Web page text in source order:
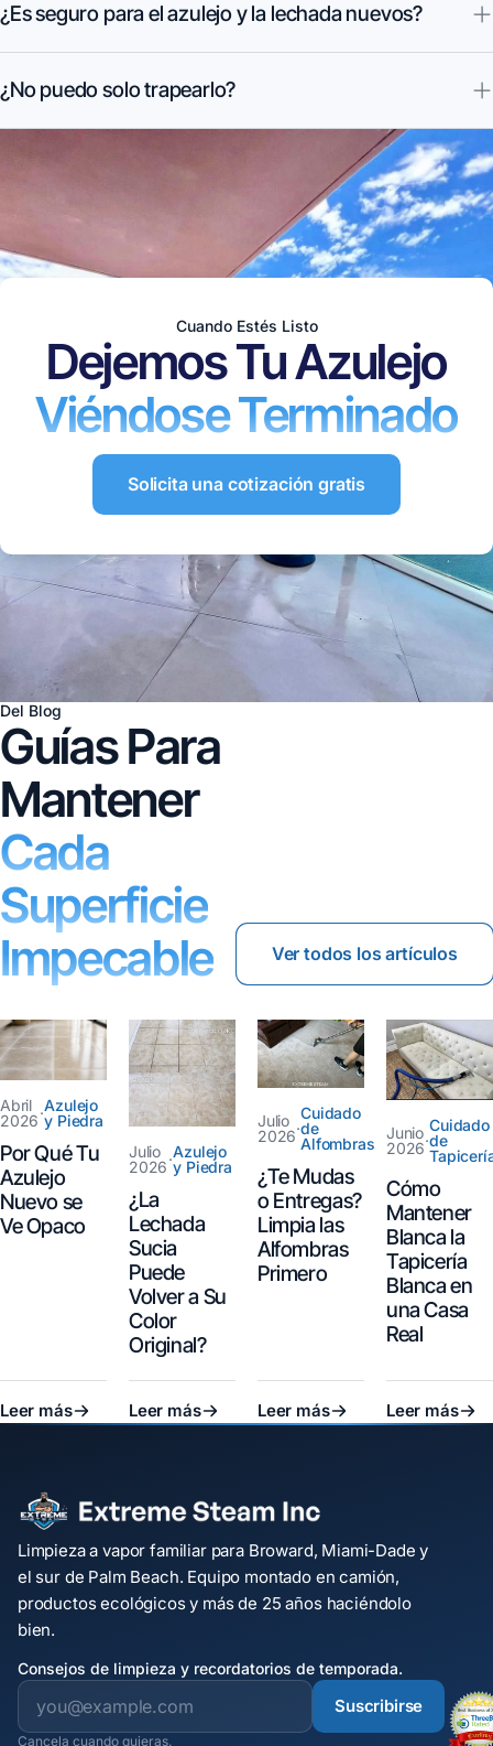
¿Es seguro para el azulejo y la lechada nuevos?
¿No puedo solo trapearlo?
Cuando Estés Listo
Dejemos Tu Azulejo
Viéndose Terminado
Solicita una cotización gratis
Del Blog
Guías Para
Mantener
Cada
Superficie
Impecable
Ver todos los artículos
Abril
2026·Azulejo
y Piedra
Por Qué Tu
Azulejo
Nuevo se
Ve Opaco
Leer más
Julio
2026·Azulejo
y Piedra
¿La
Lechada
Sucia
Puede
Volver a Su
Color
Original?
Leer más
Julio
2026·
Cuidado
de
Alfombras
¿Te Mudas
o Entregas?
Limpia las
Alfombras
Primero
Leer más
Junio
2026·
Cuidado
de
Cómo
Mantener
Blanca la
Tapicería
Blanca en
una Casa
Real
Leer más
Limpieza a vapor familiar para Broward, Miami-Dade y
el sur de Palm Beach. Equipo montado en camión,
productos ecológicos y más de 25 años haciéndolo
bien.
Consejos de limpieza y recordatorios de temporada.
Suscribirse
Cancela cuando quieras.